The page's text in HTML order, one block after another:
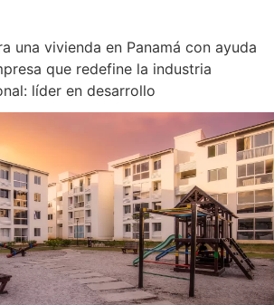
una vivienda en Panamá con ayuda
que redefine la industria
líder en desarrollo